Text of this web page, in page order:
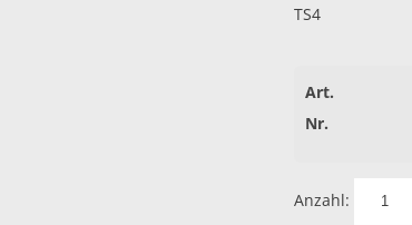
TS4
Art.
Nr.
Anzahl: